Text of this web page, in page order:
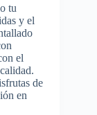
tu
y el
el
de
en